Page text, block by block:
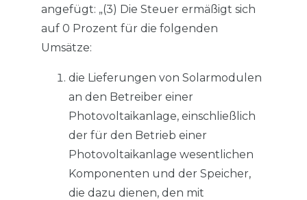
angefügt: „(3) Die Steuer ermäßigt sich
auf 0 Prozent für die folgenden
Umsätze:
die Lieferungen von Solarmodulen
an den Betreiber einer
Photovoltaikanlage, einschließlich
der für den Betrieb einer
Photovoltaikanlage wesentlichen
Komponenten und der Speicher,
die dazu dienen, den mit